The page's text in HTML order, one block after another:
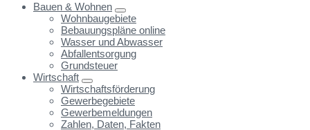
Bauen & Wohnen
Wohnbaugebiete
Bebauungspläne online
Wasser und Abwasser
Abfallentsorgung
Grundsteuer
Wirtschaft
Wirtschaftsförderung
Gewerbegebiete
Gewerbemeldungen
Zahlen, Daten, Fakten